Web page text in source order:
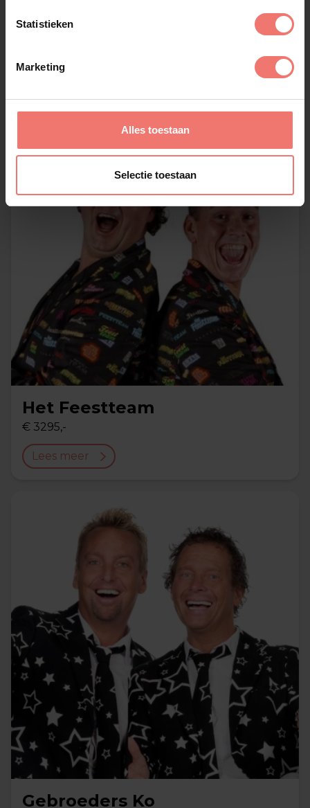
Statistieken
Marketing
Alles toestaan
Selectie toestaan
Lees meer
Het Feestteam
€ 3295,-
Lees meer
Gebroeders Ko